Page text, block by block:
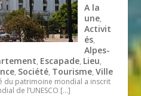
A la
une,
Activit
és,
Alpes-
, Escapade, Lieu,
, Société, Tourisme,Ville
du patrimoine mondial a inscrit
de l’UNESCO […]